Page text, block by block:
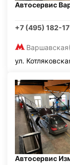
Автосервис
+7 (495) 182-
Варшавская
ул.
Автосервис